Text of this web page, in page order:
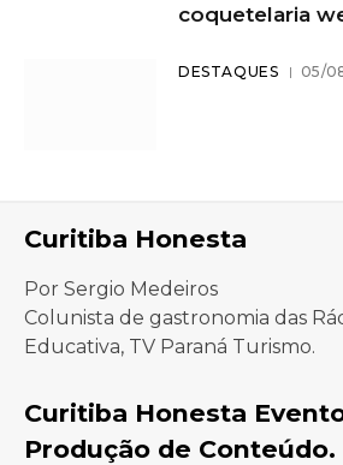
coquetelaria
DESTAQUES 05/
Curitiba Honesta
Por Sergio Medeiros
Colunista de gastronomia das
Educativa, TV Paraná Turismo.
Curitiba Honesta
Produção de Conteúdo.